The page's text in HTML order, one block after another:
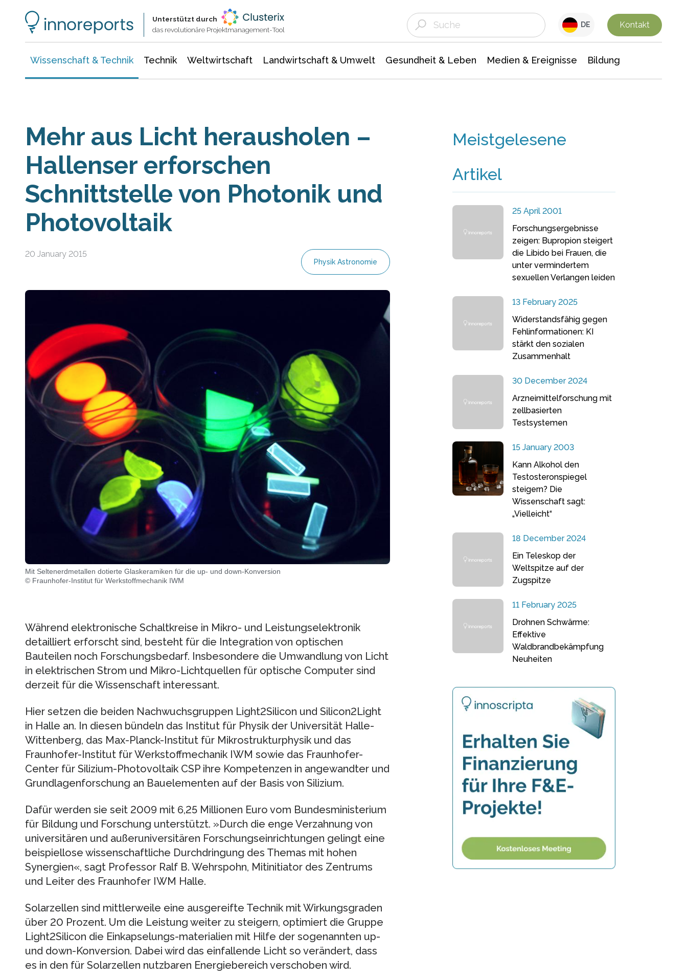
Unterstützt durch
das revolutionäre Projektmanagement-Tool
DE Kontakt
Wissenschaft & Technik Technik Weltwirtschaft Landwirtschaft & Umwelt Gesundheit & Leben Medien & Ereignisse Bildung
Mehr aus Licht herausholen –
Hallenser erforschen
Schnittstelle von Photonik und
Photovoltaik
20 January 2015
Physik Astronomie
Mit Seltenerdmetallen dotierte Glaskeramiken für die up- und down-Konversion
© Fraunhofer-Institut für Werkstoffmechanik IWM
Während elektronische Schaltkreise in Mikro- und Leistungselektronik
detailliert erforscht sind, besteht für die Integration von optischen
Bauteilen noch Forschungsbedarf. Insbesondere die Umwandlung von Licht
in elektrischen Strom und Mikro-Lichtquellen für optische Computer sind
derzeit für die Wissenschaft interessant.
Hier setzen die beiden Nachwuchsgruppen Light2Silicon und Silicon2Light
in Halle an. In diesen bündeln das Institut für Physik der Universität Halle-
Wittenberg, das Max-Planck-Institut für Mikrostrukturphysik und das
Fraunhofer-Institut für Werkstoffmechanik IWM sowie das Fraunhofer-
Center für Silizium-Photovoltaik CSP ihre Kompetenzen in angewandter und
Grundlagenforschung an Bauelementen auf der Basis von Silizium.
Dafür werden sie seit 2009 mit 6,25 Millionen Euro vom Bundesministerium
für Bildung und Forschung unterstützt. »Durch die enge Verzahnung von
universitären und außeruniversitären Forschungseinrichtungen gelingt eine
beispiellose wissenschaftliche Durchdringung des Themas mit hohen
Synergien«, sagt Professor Ralf B. Wehrspohn, Mitinitiator des Zentrums
und Leiter des Fraunhofer IWM Halle.
Solarzellen sind mittlerweile eine ausgereifte Technik mit Wirkungsgraden
über 20 Prozent. Um die Leistung weiter zu steigern, optimiert die Gruppe
Light2Silicon die Einkapselungs-materialien mit Hilfe der sogenannten up-
und down-Konversion. Dabei wird das einfallende Licht so verändert, dass
es in den für Solarzellen nutzbaren Energiebereich verschoben wird.
Meistgelesene
Artikel
25 April 2001
Forschungsergebnisse
zeigen: Bupropion steigert
die Libido bei Frauen, die
unter vermindertem
sexuellen Verlangen leiden
13 February 2025
Widerstandsfähig gegen
Fehlinformationen: KI
stärkt den sozialen
Zusammenhalt
30 December 2024
Arzneimittelforschung mit
zellbasierten
Testsystemen
15 January 2003
Kann Alkohol den
Testosteronspiegel
steigern? Die
Wissenschaft sagt:
„Vielleicht“
18 December 2024
Ein Teleskop der
Weltspitze auf der
Zugspitze
11 February 2025
Drohnen Schwärme:
Effektive
Waldbrandbekämpfung
Neuheiten